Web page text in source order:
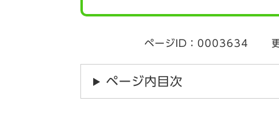
ページID：0003634
ページ内目次